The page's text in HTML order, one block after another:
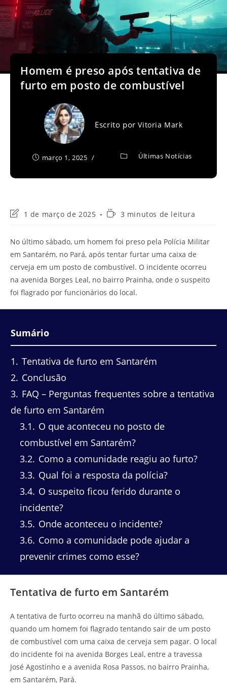
Homem é preso após tentativa de
furto em posto de combustível
Escrito porVitoria Mark
março 1, 2025 Últimas Notícias
Última
post:
1 de março de 2025
Tempo3 minutos de leitura
No último sábado, um homem foi preso pela Polícia Militar
em Santarém, no Pará, após tentar furtar uma caixa de
cerveja em um posto de combustível. O incidente ocorreu
na avenida Borges Leal, no bairro Prainha, onde o suspeito
foi flagrado por funcionários do local.
Sumário
1
Tentativa de furto em Santarém
2 Conclusão
3 FAQ – Perguntas frequentes sobre a tentativa
de furto em Santarém
3.1
O que aconteceu no posto de
combustível em Santarém?
3.2 Como a comunidade reagiu ao furto?
3.3 Qual foi a resposta da polícia?
3.4 O suspeito ficou ferido durante o
incidente?
3.5 Onde aconteceu o incidente?
3.6 Como a comunidade pode ajudar a
prevenir crimes como esse?
Tentativa de furto em Santarém
A tentativa de furto ocorreu na manhã do último sábado,
quando um homem foi flagrado tentando sair de um posto
de combustível com uma caixa de cerveja sem pagar. O local
do incidente foi na avenida Borges Leal, entre a travessa
José Agostinho e a avenida Rosa Passos, no bairro Prainha,
em Santarém, Pará.